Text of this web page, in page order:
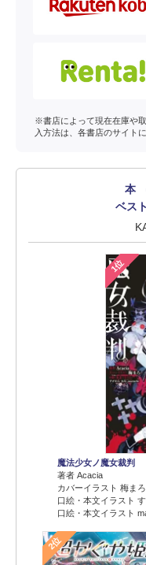
※書店によって現在在庫や
入方法は、各書店のサイト
本
ベス
1位
魔法少女ノ魔女裁判
著者 Acacia
カバーイラスト 梅まろ
口絵・本文イラスト
口絵・本文イラスト
2位